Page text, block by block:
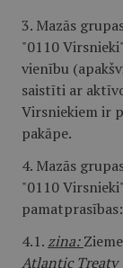
3. Mazās
"0110
vienību
saistīti ar
Virsniekiem ir
pakāpe.
4. Mazās
"0110
pamatprasības:
4.1. zina:
Atlantic Treaty